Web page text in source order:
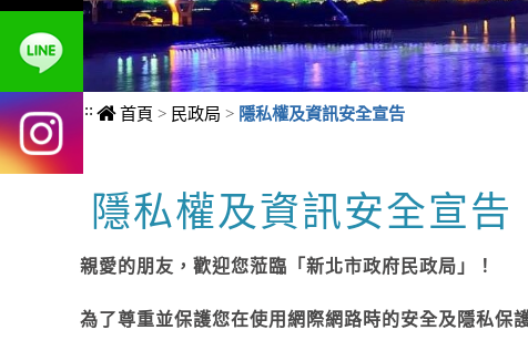
::: 首頁 > 民政局 > 隱私權及資訊安全宣告
中央內容區塊
隱私權及資訊安全宣告
親愛的朋友，歡迎您蒞臨「新北市政府民政局」！
為了尊重並保護您在使用網際網路時的安全及隱私保